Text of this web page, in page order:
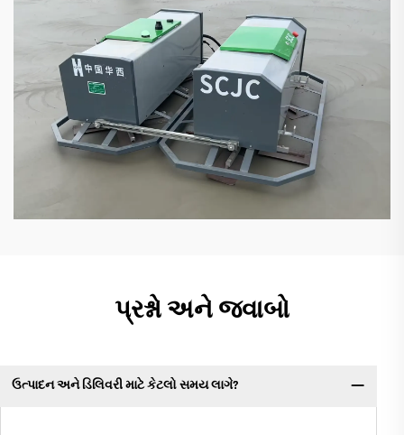
પ્રશ્નો અને જવાબો
ઉત્પાદન અને ડિલિવરી માટે કેટલો સમય લાગે?